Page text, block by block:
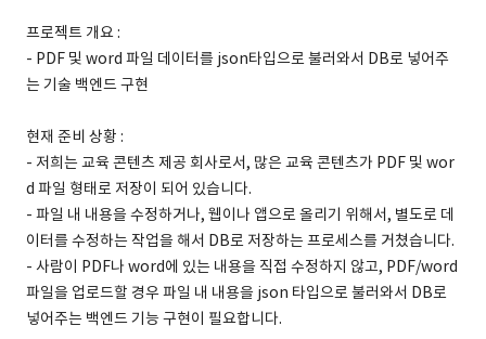
프로젝트 개요 :
- PDF 및 word 파일 데이터를 json타입으로 불러와서 DB로 넣어주
는 기술 백엔드 구현
현재 준비 상황 :
- 저희는 교육 콘텐츠 제공 회사로서, 많은 교육 콘텐츠가 PDF 및 wor
d 파일 형태로 저장이 되어 있습니다.
- 파일 내 내용을 수정하거나, 웹이나 앱으로 올리기 위해서, 별도로 데
이터를 수정하는 작업을 해서 DB로 저장하는 프로세스를 거쳤습니다.
- 사람이 PDF나 word에 있는 내용을 직접 수정하지 않고, PDF/word
파일을 업로드할 경우 파일 내 내용을 json 타입으로 불러와서 DB로
넣어주는 백엔드 기능 구현이 필요합니다.